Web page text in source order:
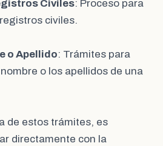
Civiles: Proceso para
civiles.
o Apellido: Trámites para
o los apellidos de una
de estos trámites, es
directamente con la